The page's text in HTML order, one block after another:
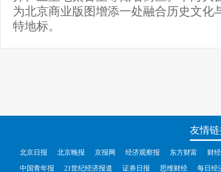
为北京商业版图增添一处融合历史文化
特地标。
友情
北京日报 北京晚报 京报网 经济观察报 东方财富 财
中国青年报 21世纪经济报道 证券日报 思维财经 每日经